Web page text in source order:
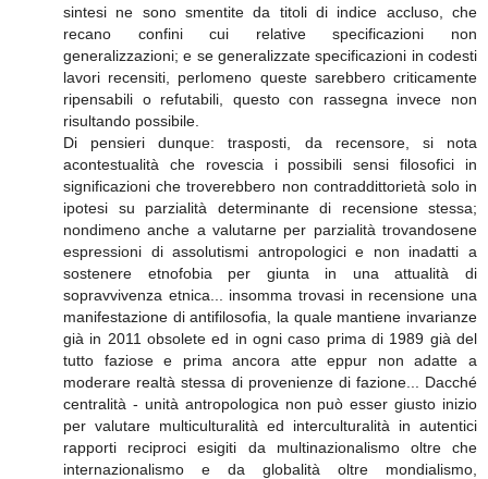
sintesi ne sono smentite da titoli di indice accluso, che
recano confini cui relative specificazioni non
generalizzazioni; e se generalizzate specificazioni in codesti
lavori recensiti, perlomeno queste sarebbero criticamente
ripensabili o refutabili, questo con rassegna invece non
risultando possibile.
Di pensieri dunque: trasposti, da recensore, si nota
acontestualità che rovescia i possibili sensi filosofici in
significazioni che troverebbero non contraddittorietà solo in
ipotesi su parzialità determinante di recensione stessa;
nondimeno anche a valutarne per parzialità trovandosene
espressioni di assolutismi antropologici e non inadatti a
sostenere etnofobia per giunta in una attualità di
sopravvivenza etnica... insomma trovasi in recensione una
manifestazione di antifilosofia, la quale mantiene invarianze
già in 2011 obsolete ed in ogni caso prima di 1989 già del
tutto faziose e prima ancora atte eppur non adatte a
moderare realtà stessa di provenienze di fazione... Dacché
centralità - unità antropologica non può esser giusto inizio
per valutare multiculturalità ed interculturalità in autentici
rapporti reciproci esigiti da multinazionalismo oltre che
internazionalismo e da globalità oltre mondialismo,